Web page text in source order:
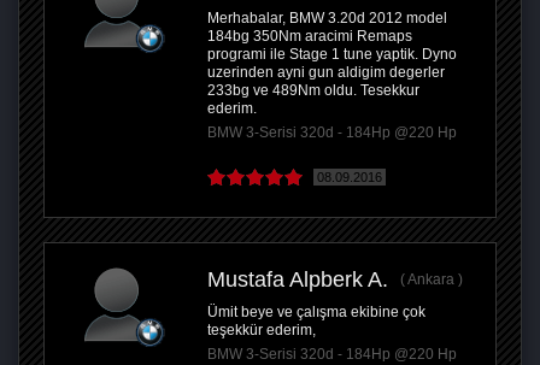
Merhabalar, BMW 3.20d 2012 model
184bg 350Nm aracimi Remaps
programi ile Stage 1 tune yaptik. Dyno
uzerinden ayni gun aldigim degerler
233bg ve 489Nm oldu. Tesekkur
ederim.
BMW 3-Serisi 320d - 184Hp @220 Hp
08.09.2016
Mustafa Alpberk A.
Ankara
Ümit beye ve çalışma ekibine çok
teşekkür ederim,
BMW 3-Serisi 320d - 184Hp @220 Hp